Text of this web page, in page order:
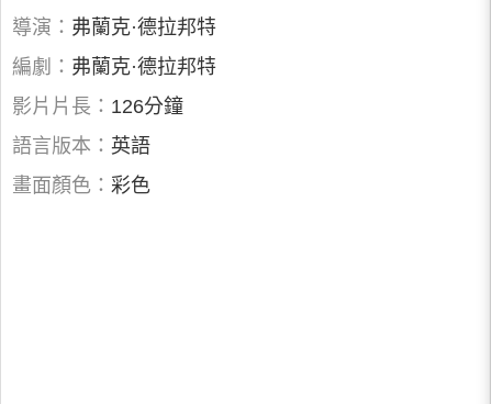
導演： 弗蘭克·德拉邦特
編劇： 弗蘭克·德拉邦特
影片片長： 126分鐘
語言版本： 英語
畫面顏色： 彩色